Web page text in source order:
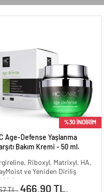
%30 İNDİRİM
Age-Defense Yaşlanma
Bakım Kremi - 50 ml.
Riboxyl, Matrixyl, HA,
ve Yeniden Diriliş
TL. 466.90 TL.